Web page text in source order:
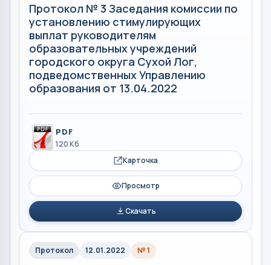
Протокол № 3 Заседания комиссии по
установлению стимулирующих
выплат руководителям
образовательных учреждений
городского округа Сухой Лог,
подведомственных Управлению
образования от 13.04.2022
PDF
120 Кб
Карточка
Просмотр
Скачать
Протокол 12.01.2022 № 1